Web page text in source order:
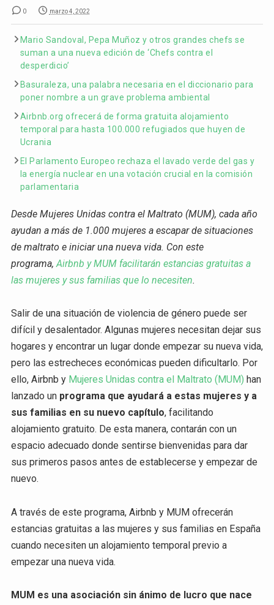
0 marzo 4, 2022
Mario Sandoval, Pepa Muñoz y otros grandes chefs se
suman a una nueva edición de ‘Chefs contra el
desperdicio’
Basuraleza, una palabra necesaria en el diccionario para
poner nombre a un grave problema ambiental
Airbnb.org ofrecerá de forma gratuita alojamiento
temporal para hasta 100.000 refugiados que huyen de
Ucrania
El Parlamento Europeo rechaza el lavado verde del gas y
la energía nuclear en una votación crucial en la comisión
parlamentaria
Desde Mujeres Unidas contra el Maltrato (MUM), cada año
ayudan a más de 1.000 mujeres a escapar de situaciones
de maltrato e iniciar una nueva vida. Con este
programa,Airbnb y MUM facilitarán estancias gratuitas a
las mujeres y sus familias que lo necesiten.
Salir de una situación de violencia de género puede ser
difícil y desalentador. Algunas mujeres necesitan dejar sus
hogares y encontrar un lugar donde empezar su nueva vida,
pero las estrecheces económicas pueden dificultarlo. Por
ello, Airbnb y Mujeres Unidas contra el Maltrato (MUM) han
lanzado un programa que ayudará a estas mujeres y a
sus familias en su nuevo capítulo, facilitando
alojamiento gratuito. De esta manera, contarán con un
espacio adecuado donde sentirse bienvenidas para dar
sus primeros pasos antes de establecerse y empezar de
nuevo.
A través de este programa, Airbnb y MUM ofrecerán
estancias gratuitas a las mujeres y sus familias en España
cuando necesiten un alojamiento temporal previo a
empezar una nueva vida.
MUM es una asociación sin ánimo de lucro que nace